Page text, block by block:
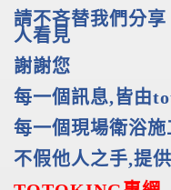
請不吝替我們分
人看見
謝謝您
每一個訊息,皆由
每一個現場衛浴施
不假他人之手,提